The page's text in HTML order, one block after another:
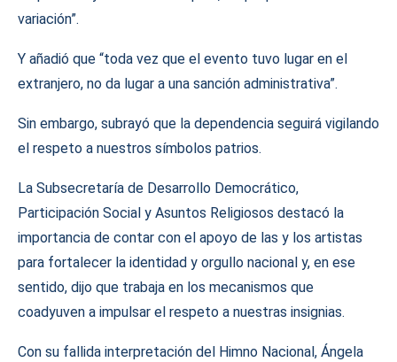
variación”.
Y añadió que “toda vez que el evento tuvo lugar en el
extranjero, no da lugar a una sanción administrativa”.
Sin embargo, subrayó que la dependencia seguirá vigilando
el respeto a nuestros símbolos patrios.
La Subsecretaría de Desarrollo Democrático,
Participación Social y Asuntos Religiosos destacó la
importancia de contar con el apoyo de las y los artistas
para fortalecer la identidad y orgullo nacional y, en ese
sentido, dijo que trabaja en los mecanismos que
coadyuven a impulsar el respeto a nuestras insignias.
Con su fallida interpretación del Himno Nacional, Ángela